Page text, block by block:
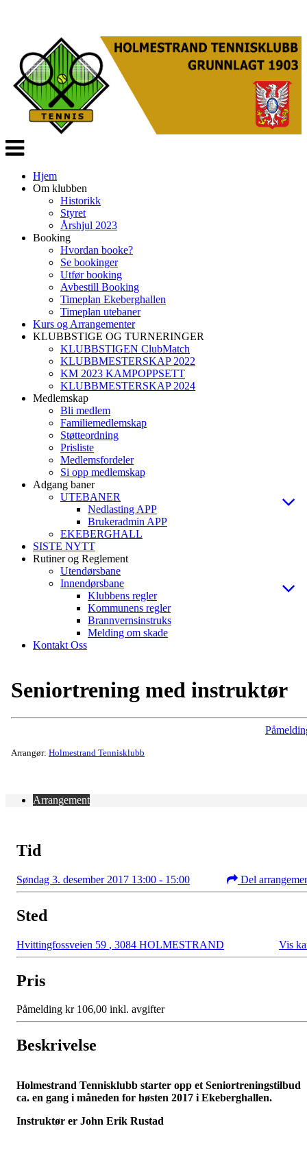
Veksle
navigasjon
Hjem
Om klubben
Historikk
Styret
Årshjul 2023
Booking
Hvordan booke?
Se bookinger
Utfør booking
Avbestill Booking
Timeplan Ekeberghallen
Timeplan utebaner
Kurs og Arrangementer
KLUBBSTIGE OG TURNERINGER
KLUBBSTIGEN ClubMatch
KLUBBMESTERSKAP 2022
KM 2023 KAMPOPPSETT
KLUBBMESTERSKAP 2024
Medlemskap
Bli medlem
Familiemedlemskap
Støtteordning
Prisliste
Medlemsfordeler
Si opp medlemskap
Adgang baner
UTEBANER
Nedlasting APP
Brukeradmin APP
EKEBERGHALL
SISTE NYTT
Rutiner og Reglement
Utendørsbane
Innendørsbane
Klubbens regler
Kommunens regler
Brannvernsinstruks
Melding om skade
Kontakt Oss
Seniortrening med instruktør
Arrangør: Holmestrand Tennisklubb
Arrangement
Tid
Søndag 3. desember 2017 13:00 - 15:00 Del
Sted
Hvittingfossveien 59 , 3084 HOLMESTRAND Vis
Pris
Påmelding kr 106,00 inkl. avgifter
Beskrivelse
Holmestrand Tennisklubb starter opp et Seniortreningstilbud
ca. en gang i måneden for høsten 2017 i Ekeberghallen.
Instruktør er John Erik Rustad